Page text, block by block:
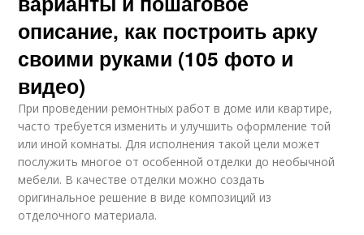
описание, как построить арку
своими руками (105 фото и
видео)
При проведении ремонтных работ в доме или квартире,
часто требуется изменить и улучшить оформление той
или иной комнаты. Для исполнения такой цели может
послужить многое от особенной отделки до необычной
мебели. В качестве отделки можно создать
оригинальное решение в виде композиций из
отделочного материала.